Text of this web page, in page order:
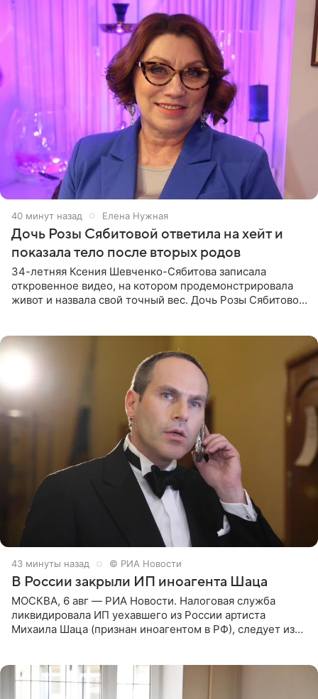
40 минут назад Елена Нужная
Дочь Розы Сябитовой ответила на хейт и
показала тело после вторых родов
34-летняя Ксения Шевченко-Сябитова записала
откровенное видео, на котором продемонстрировала
живот и назвала свой точный вес. Дочь Розы Сябитовой
43 минуты назад © РИА Новости
В России закрыли ИП иноагента Шаца
МОСКВА, 6 авг — РИА Новости. Налоговая служба
ликвидировала ИП уехавшего из России артиста
Михаила Шаца (признан иноагентом в РФ), следует из